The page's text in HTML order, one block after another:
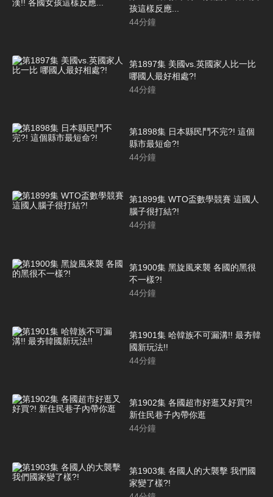
孩這樣反應...
44分鐘
第1897集 美國vs.英國家人比一比
哪國人最好相處?!
44分鐘
第1898集 日本縣民鬥不完?! 這個
縣市最短命?!
44分鐘
第1899集 WTO盃數學競賽 這國人
腦子很打結?!
44分鐘
第1900集 黑旋風來襲 各國的黑很
不一樣?!
44分鐘
第1901集 哈韓族不可漏溝!! 最夯韓
國新玩法!!
44分鐘
第1902集 各國超市好逛又好買?!
新住民巷子內帶你逛
44分鐘
第1903集 各國人的大襲擊 我們國
家變了樣?!